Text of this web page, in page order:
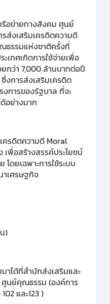
รือข่ายทางสังคม ศูนย์
ส่งเสริมเครดิตความดี
ธรรมแห่งชาติครั้งที่
ะเทศเกิดการใช้จ่ายเพื่อ
กว่า 7,000 ล้านบาทต่อปี
การส่งเสริมเครดิต
งการของรัฐบาล ที่จะ
อย่างมาก
ครดิตความดี Moral
พื่อสร้างสรรค์ประโยชน์
โดยเฉพาะการใช้ระบบ
เศรษฐกิจ
)
าได้ที่สำนักส่งเสริมและ
ศูนย์คุณธรรม (องค์การ
และ123 )